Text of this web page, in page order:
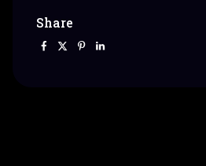
Share